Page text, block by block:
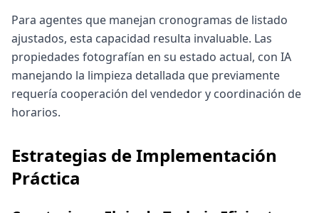
Para agentes que manejan cronogramas de listado
ajustados, esta capacidad resulta invaluable. Las
propiedades fotografían en su estado actual, con IA
manejando la limpieza detallada que previamente
requería cooperación del vendedor y coordinación de
horarios.
Estrategias de Implementación
Práctica